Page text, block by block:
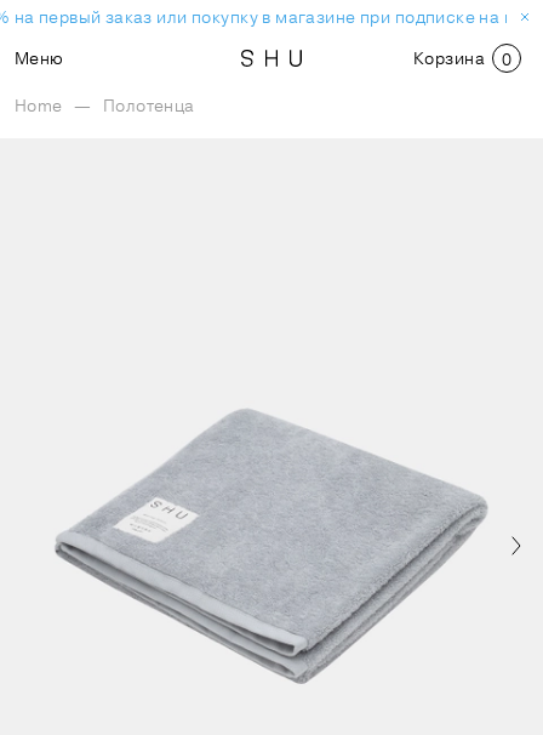
на первый заказ или покупку в магазине при подписке на
Меню
Корзина 0
Home — Полотенца